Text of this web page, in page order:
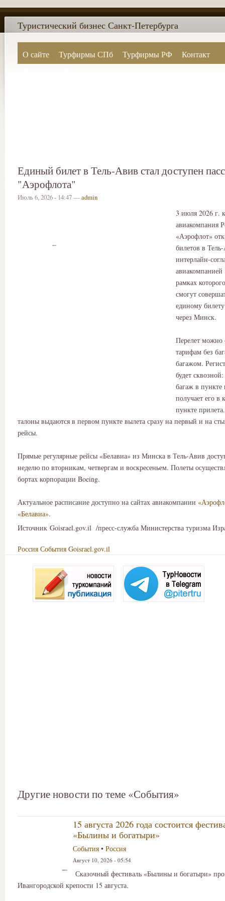
О сайте Турфирмы СПб Турфирмы РФ
Контакт
Туристический бизнес Санкт-Петербурга
Единый билет в Тель-Авив стал доступен
"Аэрофлота"
Июль 6, 2026 - 14:47 —admin
3 июля 2026 г.
авиакомпания
«Аэрофлот»
билетов в
интерлайн-
авиакомпанией
рамках
смогут
единому
через Минск.
Перелет можно
тарифам без
багажом.
будет
багаж в пункте
получает его в
пункте
талоны выдаются в первом пункте вылета сразу на первый и на
рейсы.
Прямые регулярные рейсы «Белавиа» из Минска в Тель-Авив
неделю по вторникам, четвергам и воскресеньем. Полеты
бортах корпорации Boeing.
Актуальное расписание доступно на сайтах авиакомпании
«Белавиа».
Источник Goisrael.gov.il /пресс-служба Министерства туризма
Россия События Goisrael.gov.il
Другие новости по теме «События»
15 августа 2026 года состоится
«Былины и богатыри»
События • Россия
Август 10, 2026 - 05:54
Сказочный фестиваль «Былины и богатыри»
Ивангородской крепости 15 августа.